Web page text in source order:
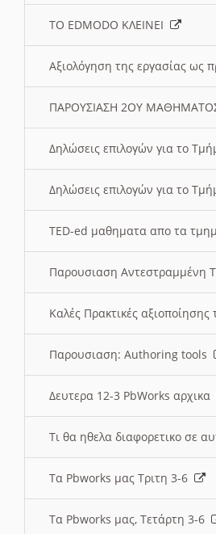
ΤΟ EDMODO ΚΛΕΙΝΕΙ
Αξιολόγηση της εργασίας
ΠΑΡΟΥΣΙΑΣΗ 2ΟΥ
Δηλώσεις επιλογών για το
Δηλώσεις επιλογών για το
TED-ed μαθηματα απο τα
Παρουσιαση Αντεστραμμένη
Καλές Πρακτικές αξιοποίησης
Παρουσιαση: Authoring tools
Δευτερα 12-3 PbWorks αρχικα
Τι θα ηθελα διαφορετικο σε
Τα Pbworks μας Τριτη 3-6
Τα Pbworks μας, Τετάρτη 3-6